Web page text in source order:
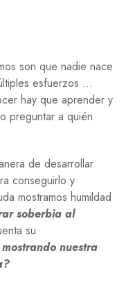
son que nadie nace
esfuerzos …
hay que aprender y
preguntar a quién
de desarrollar
conseguirlo y
mostramos humildad
soberbia al
su
nuestra